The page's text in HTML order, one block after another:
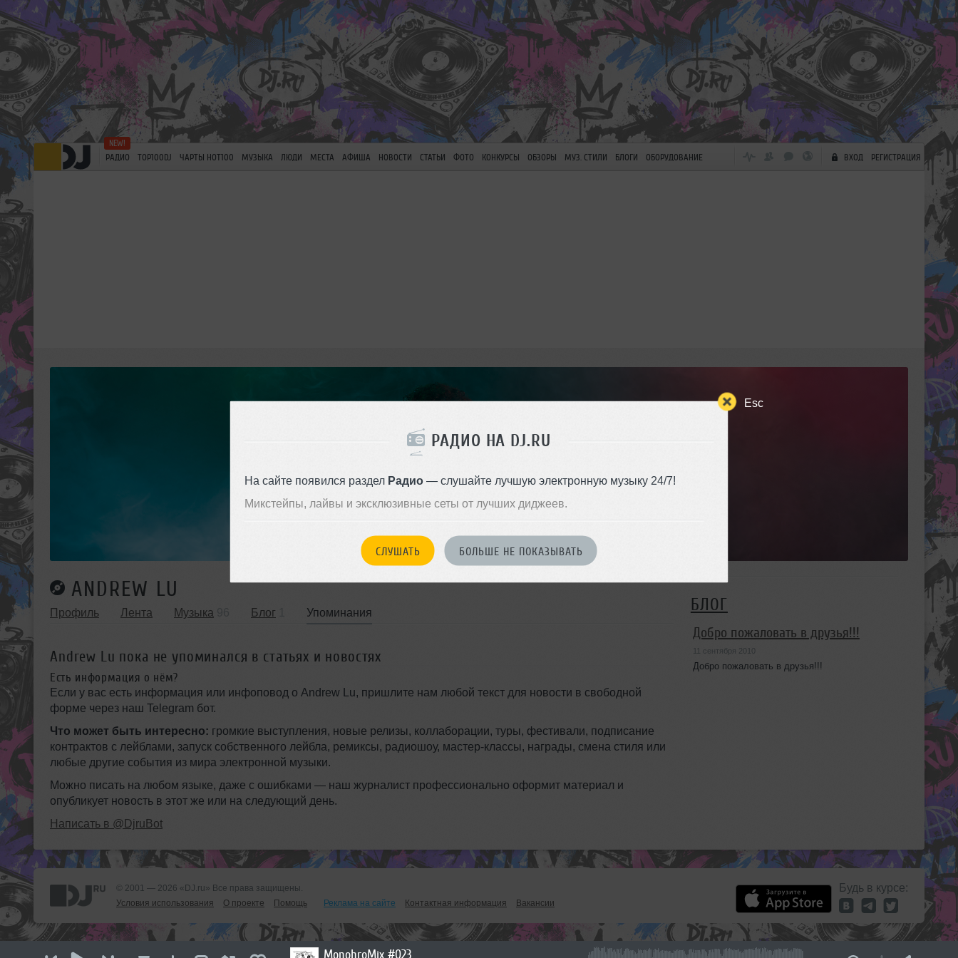
Esc
РАДИО НА DJ.RU
На сайте появился раздел Радио— слушайте лучшую электронную музыку 24/7!
Микстейпы, лайвы и эксклюзивные сеты от лучших диджеев.
СЛУШАТЬ БОЛЬШЕ НЕ ПОКАЗЫВАТЬ
MonohroMix #023
РАДИО TOP100DJ ЧАРТЫ HOT100 МУЗЫКА ЛЮДИ МЕСТА АФИША НОВОСТИ СТАТЬИ ФОТО КОНКУРСЫ ОБЗОРЫ МУЗ. СТИЛИ БЛОГИ ОБОРУДОВАНИЕ ВХОД РЕГИСТРАЦИЯ
ANDREW LU
Профиль Лента Музыка Блог Упоминания
Andrew Lu пока не упоминался в статьях и новостях
Есть информация о нём?
Если у вас есть информация или инфоповод о Andrew Lu, пришлите нам любой текст для новости в свободной
форме через наш Telegram бот.
Что может быть интересно: громкие выступления, новые релизы, коллаборации, туры, фестивали, подписание
контрактов с лейблами, запуск собственного лейбла, ремиксы, радиошоу, мастер-классы, награды, смена стиля или
любые другие события из мира электронной музыки.
Можно писать на любом языке, даже с ошибками — наш журналист профессионально оформит материал и
опубликует новость в этот же или на следующий день.
Написать в @DjruBot
БЛОГ
Добро пожаловать в друзья!!!
11 сентября 2010
Добро пожаловать в друзья!!!
© 2001 — 2026 «DJ.ru» Все права защищены.
Условия использования
О проекте Помощь Реклама на сайте Контактная информация Вакансии
Будь в курсе: